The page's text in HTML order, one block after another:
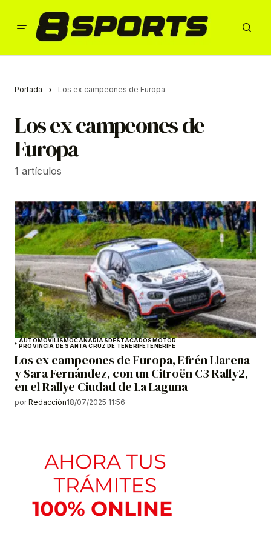
Portada Los ex campeones de Europa
Los ex campeones de
Europa
1 artículos
AUTOMOVILISMOCANARIASDESTACADOSMOTOR
PROVINCIA DE SANTA CRUZ DE TENERIFETENERIFE
Los ex campeones de Europa, Efrén Llarena
y Sara Fernández, con un Citroën C3 Rally2,
en el Rallye Ciudad de La Laguna
por Redacción18/07/2025 11:56